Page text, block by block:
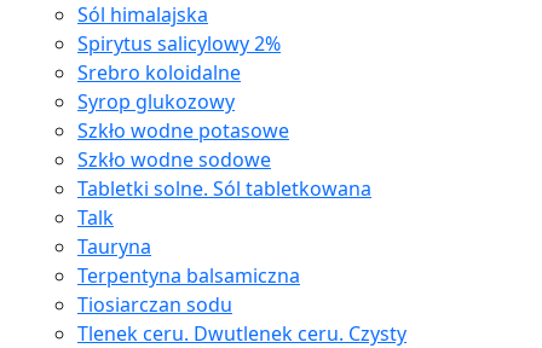
Sól himalajska
Spirytus salicylowy 2%
Srebro koloidalne
Syrop glukozowy
Szkło wodne potasowe
Szkło wodne sodowe
Tabletki solne. Sól tabletkowana
Talk
Tauryna
Terpentyna balsamiczna
Tiosiarczan sodu
Tlenek ceru. Dwutlenek ceru. Czysty